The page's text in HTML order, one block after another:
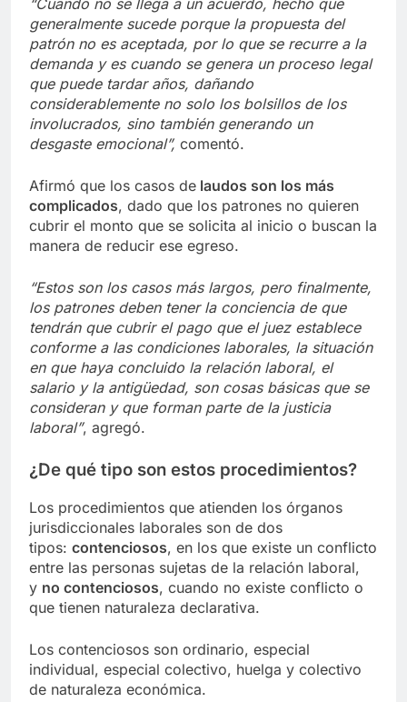
“Cuando no se llega a un acuerdo, hecho que
generalmente sucede porque la propuesta del
patrón no es aceptada, por lo que se recurre a la
demanda y es cuando se genera un proceso legal
que puede tardar años, dañando
considerablemente no solo los bolsillos de los
involucrados, sino también generando un
desgaste emocional”, comentó.
Afirmó que los casos de laudos son los más
complicados, dado que los patrones no quieren
cubrir el monto que se solicita al inicio o buscan la
manera de reducir ese egreso.
“Estos son los casos más largos, pero finalmente,
los patrones deben tener la conciencia de que
tendrán que cubrir el pago que el juez establece
conforme a las condiciones laborales, la situación
en que haya concluido la relación laboral, el
salario y la antigüedad, son cosas básicas que se
consideran y que forman parte de la justicia
laboral”, agregó.
¿De qué tipo son estos procedimientos?
Los procedimientos que atienden los órganos
jurisdiccionales laborales son de dos
tipos: contenciosos, en los que existe un conflicto
entre las personas sujetas de la relación laboral,
y no contenciosos, cuando no existe conflicto o
que tienen naturaleza declarativa.
Los contenciosos son ordinario, especial
individual, especial colectivo, huelga y colectivo
de naturaleza económica.